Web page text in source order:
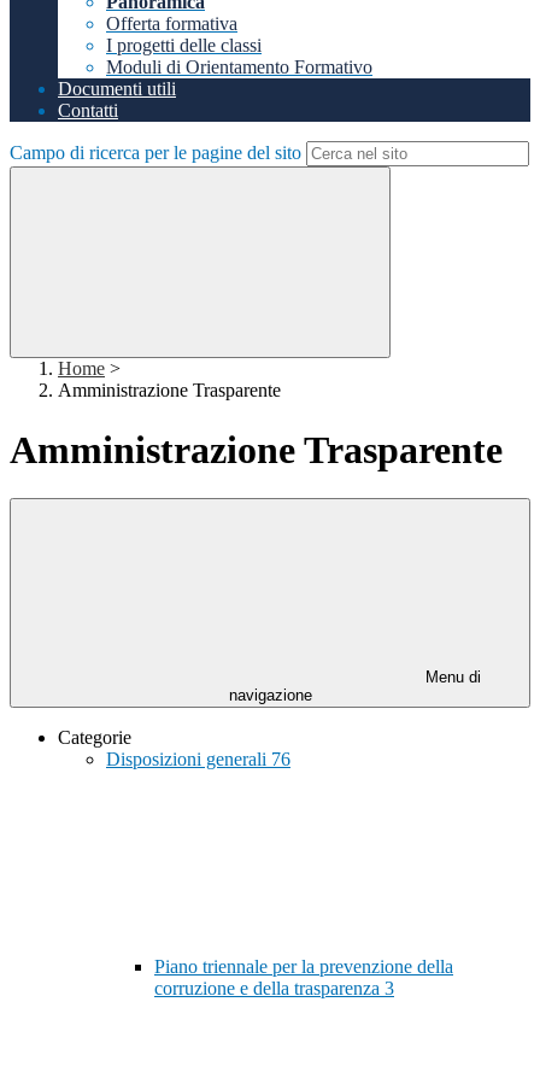
Offerta formativa
I progetti delle classi
Moduli di Orientamento Formativo
Documenti utili
Contatti
Campo di ricerca per le pagine del sito
Home >
Amministrazione Trasparente
Amministrazione Trasparente
Menu di
navigazione
Categorie
Disposizioni generali 76
Piano triennale per la prevenzione della
corruzione e della trasparenza 3